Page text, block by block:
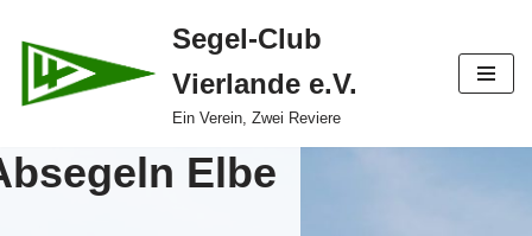
Zum
Inhalt
Segel-Club
Vierlande e.V.
Ein Verein, Zwei Reviere
Elbe